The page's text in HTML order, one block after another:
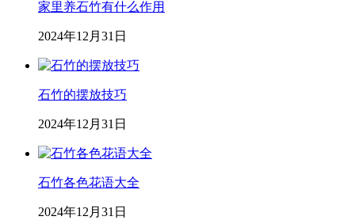
家里养石竹有什么作用
2024年12月31日
石竹的摆放技巧
2024年12月31日
石竹各色花语大全
2024年12月31日